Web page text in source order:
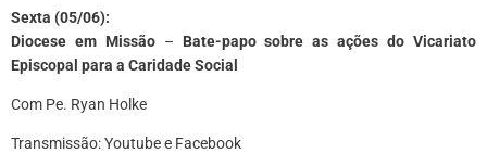
Sexta (05/06):
Diocese em Missão – Bate-papo sobre as ações do Vicariato
Episcopal para a Caridade Social
Com Pe. Ryan Holke
Transmissão: Youtube e Facebook